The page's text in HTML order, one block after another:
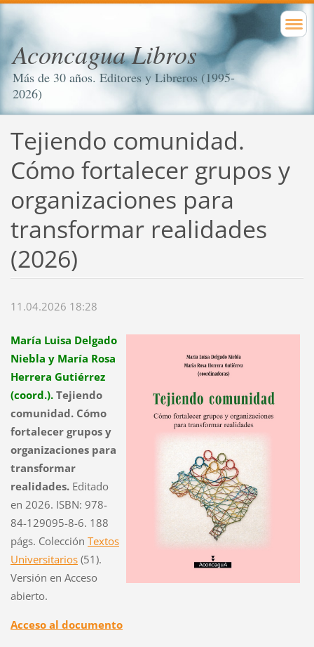
Aconcagua Libros
Más de 30 años. Editores y Libreros (1995-
2026)
Tejiendo comunidad.
Cómo fortalecer grupos y
organizaciones para
transformar realidades
(2026)
11.04.2026 18:28
María Luisa Delgado
Niebla y María Rosa
Herrera Gutiérrez
(coord.). Tejiendo
comunidad. Cómo
fortalecer grupos y
organizaciones para
transformar
realidades.Editado
en 2026. ISBN: 978-
84-129095-8-6. 188
págs. Colección Textos
Universitarios(51).
Versión en Acceso
abierto.
Acceso al documento